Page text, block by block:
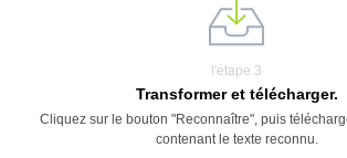
l'étape 3
Transformer et télécharger.
Cliquez sur le bouton "Reconnaître", puis
contenant le texte reconnu.